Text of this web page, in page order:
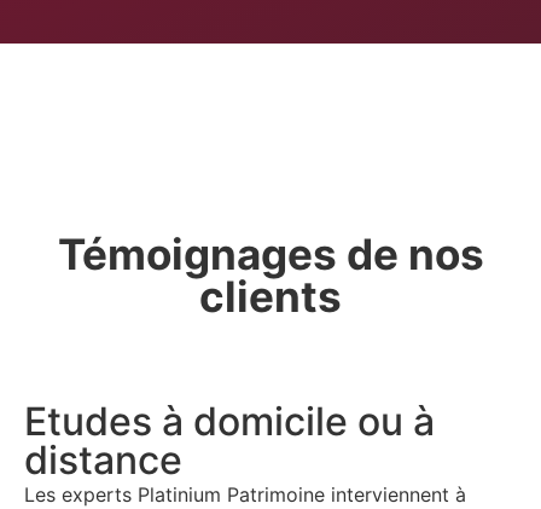
Témoignages de nos
clients
Etudes à domicile ou à
distance
Les experts Platinium Patrimoine interviennent à